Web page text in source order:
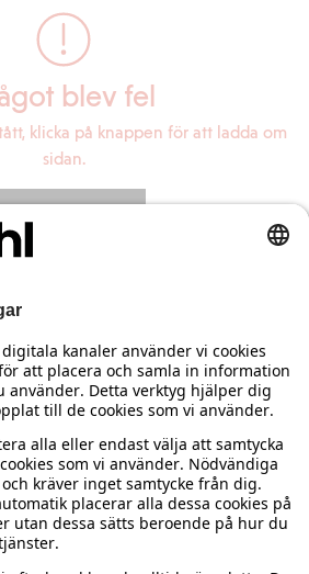
blev fel
klicka på knappen för att ladda om
sidan.